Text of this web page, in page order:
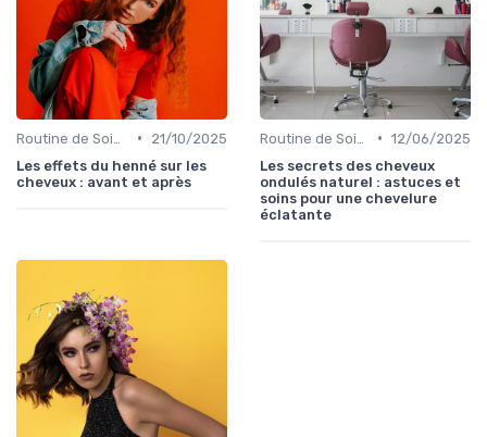
•
21/10/2025
Les effets du henné sur les
cheveux : avant et après
• 12/06/2025
Les secrets des cheveux
ondulés naturel : astuces et
soins pour une chevelure
éclatante